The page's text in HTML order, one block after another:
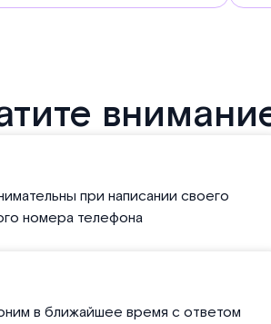
при написании своего
номера телефона
в ближайшее время с ответом